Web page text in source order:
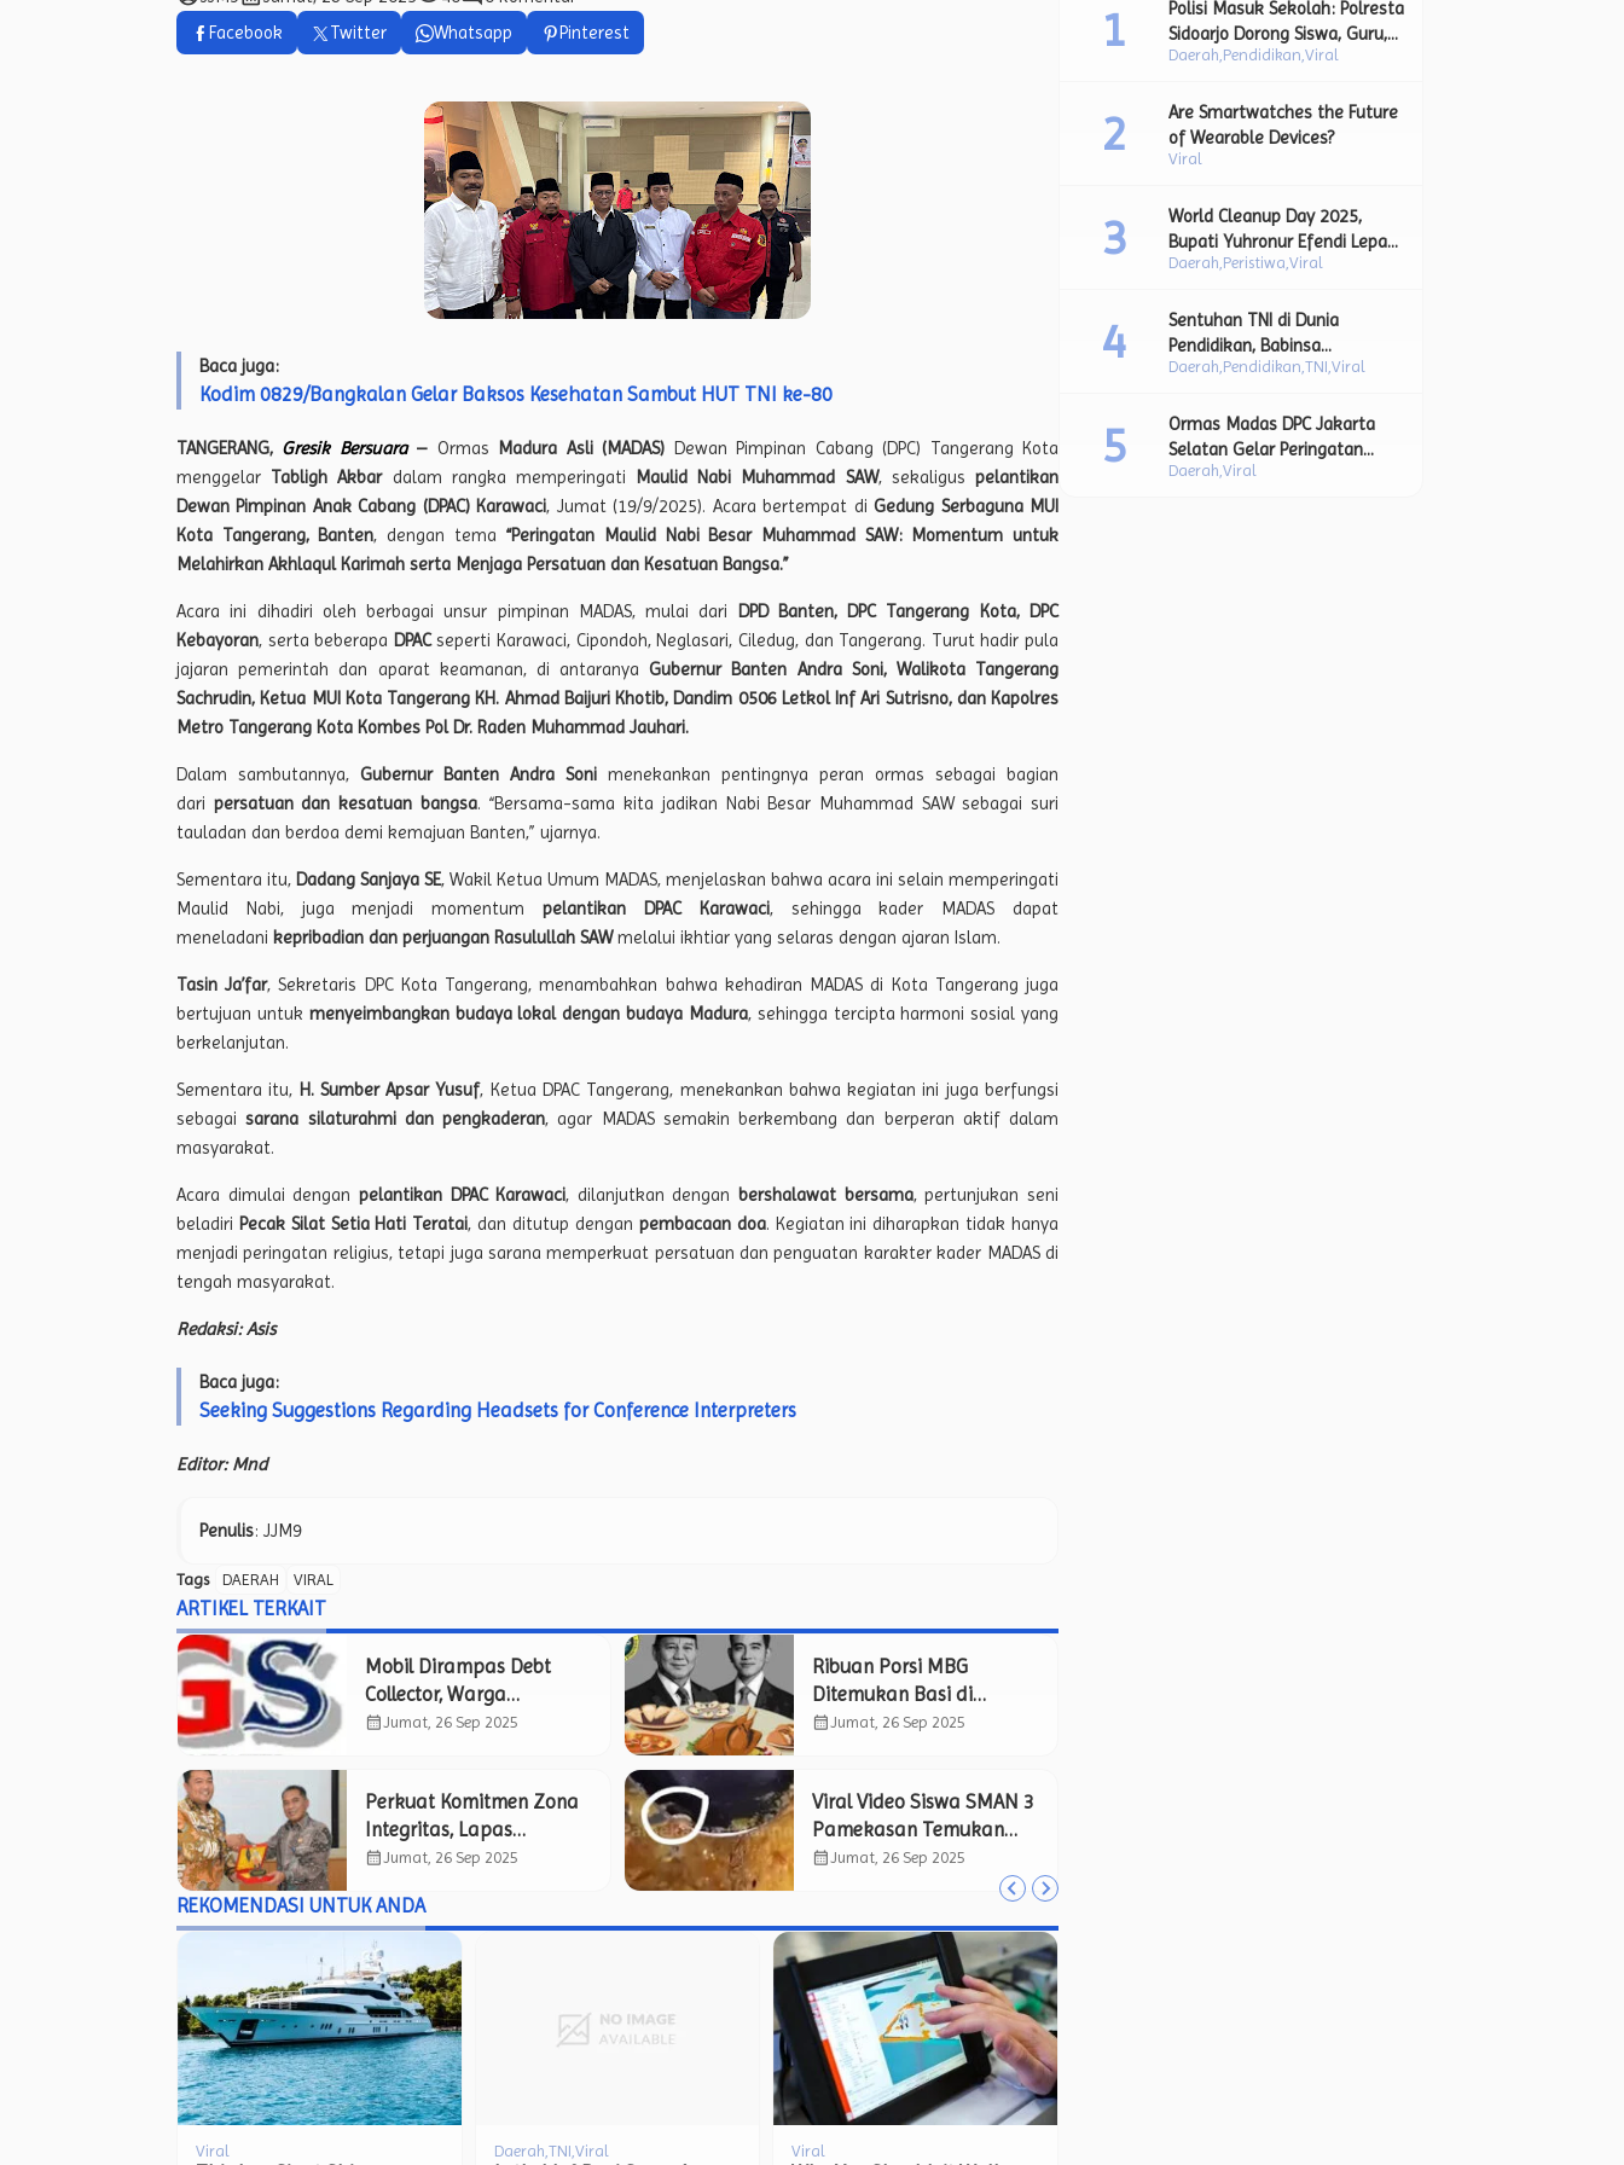
Facebook
Twitter Whatsapp Pinterest
Baca juga:
Kodim 0829/Bangkalan Gelar Baksos Kesehatan Sambut HUT TNI ke-80
TANGERANG, Gresik Bersuara – Ormas Madura Asli (MADAS) Dewan Pimpinan Cabang (DPC) Tangerang Kota
menggelar Tabligh Akbardalam rangka memperingati Maulid Nabi Muhammad SAW, sekaliguspelantikan
Dewan Pimpinan Anak Cabang (DPAC) Karawaci, Jumat (19/9/2025). Acara bertempat diGedung Serbaguna MUI
Kota Tangerang, Banten, dengan tema “Peringatan Maulid Nabi Besar Muhammad SAW: Momentum untuk
Melahirkan Akhlaqul Karimah serta Menjaga Persatuan dan Kesatuan Bangsa.”
Acara ini dihadiri oleh berbagai unsur pimpinan MADAS, mulai dari DPD Banten, DPC Tangerang Kota, DPC
Kebayoran, serta beberapa DPACseperti Karawaci, Cipondoh, Neglasari, Ciledug, dan Tangerang. Turut hadir pula
jajaran pemerintah dan aparat keamanan, di antaranyaGubernur Banten Andra Soni, Walikota Tangerang
Sachrudin, Ketua MUI Kota Tangerang KH. Ahmad Baijuri Khotib, Dandim 0506 Letkol Inf Ari Sutrisno, dan Kapolres
Metro Tangerang Kota Kombes Pol Dr. Raden Muhammad Jauhari.
Dalam sambutannya, Gubernur Banten Andra Soni menekankan pentingnya peran ormas sebagai bagian
dari persatuan dan kesatuan bangsa. “Bersama-sama kita jadikan Nabi Besar Muhammad SAW sebagai suri
tauladan dan berdoa demi kemajuan Banten,” ujarnya.
Sementara itu, Dadang Sanjaya SE, Wakil Ketua Umum MADAS, menjelaskan bahwa acara ini selain memperingati
Maulid Nabi, juga menjadi momentumpelantikan DPAC Karawaci, sehingga kader MADAS dapat
meneladani kepribadian dan perjuangan Rasulullah SAWmelalui ikhtiar yang selaras dengan ajaran Islam.
Tasin Ja’far, Sekretaris DPC Kota Tangerang, menambahkan bahwa kehadiran MADAS di Kota Tangerang juga
bertujuan untuk menyeimbangkan budaya lokal dengan budaya Madura, sehingga tercipta harmoni sosial yang
berkelanjutan.
Sementara itu, H. Sumber Apsar Yusuf, Ketua DPAC Tangerang, menekankan bahwa kegiatan ini juga berfungsi
sebagaisarana silaturahmi dan pengkaderan, agar MADAS semakin berkembang dan berperan aktif dalam
masyarakat.
Acara dimulai dengan pelantikan DPAC Karawaci, dilanjutkan denganbershalawat bersama, pertunjukan seni
beladiri Pecak Silat Setia Hati Teratai, dan ditutup dengan pembacaan doa. Kegiatan ini diharapkan tidak hanya
menjadi peringatan religius, tetapi juga sarana memperkuat persatuan dan penguatan karakter kader MADAS di
tengah masyarakat.
Redaksi: Asis
Baca juga:
Seeking Suggestions Regarding Headsets for Conference Interpreters
Editor: Mnd
Penulis: JJM9
Tags DAERAH VIRAL
ARTIKEL TERKAIT
Mobil Dirampas Debt
Collector, Warga
Ponorogo Jadi Korban
calendar_monthJumat, 26 Sep 2025
Ribuan Porsi MBG
Ditemukan Basi di
Bangkalan, LSM PAKIS
SPPG.
calendar_monthJumat, 26 Sep 2025
Perkuat Komitmen Zona
Integritas, Lapas
Lamongan Lakukan Studi
yang Sukses Raih
Predikat WBK.
calendar_monthJumat, 26 Sep 2025
Viral Video Siswa SMAN 3
Pamekasan Temukan
Belatung di Menu Makan
Bergizi Gratis, Netizen
Program MBG.
calendar_monthJumat, 26 Sep 2025
REKOMENDASI UNTUK ANDA
Viral Viral Daerah
Daerah Pendidikan Viral
Polisi Masuk Sekolah: Polresta
Sidoarjo Dorong Siswa, Guru,
dan Orang Tua Bersatu Lawan
Viral
Are Smartwatches the Future
of Wearable Devices?
Daerah Peristiwa Viral
World Cleanup Day 2025,
Bupati Yuhronur Efendi Lepas
Aksi Bersih Sampah sebagai
Pengurangan Sampah Plastik.
Daerah Pendidikan TNI Viral
Sentuhan TNI di Dunia
Pendidikan, Babinsa
Lamongan Bimbing Siswa
Pesan Moral Kebangsaan.
Daerah Viral
Ormas Madas DPC Jakarta
Selatan Gelar Peringatan
Maulid Nabi, Jadikan